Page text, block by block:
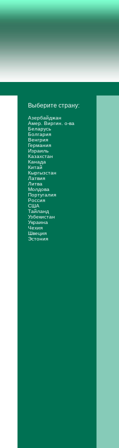
Выберите страну:
Азербайджан
Амер. Виргин. о-ва
Беларусь
Болгария
Венгрия
Германия
Израиль
Казахстан
Канада
Китай
Кыргызстан
Латвия
Литва
Молдова
Португалия
Россия
США
Тайланд
Узбекистан
Украина
Чехия
Швеция
Эстония